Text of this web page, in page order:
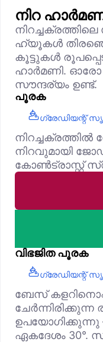
നിറ
ഹ്യൂകൾ
കൂട്ടുകൾ
ഹാർമണി. ഓരോ
സൗന്ദര്യം ഉണ്ട്.
പൂരക
ഗ്രേഡിയന്റ്
നിറച്ചക്രത്തിൽ
നിറവുമായി
കോൺട്രാസ്റ്റ്
വിഭജിത പൂരക
ഗ്രേഡിയന്റ്
ബേസ്
ചേർന്നിരിക്കുന്ന
ഉപയോഗിക്കുന്നു
ഏകദേശം 30°.